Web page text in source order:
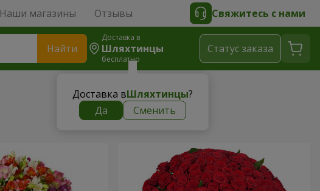
Наши магазины Отзывы Свяжитесь с нами
Найти
Доставка в
Шляхтинцы
бесплатно
Доставка вШляхтинцы?
Да
Сменить
Cтатус заказа